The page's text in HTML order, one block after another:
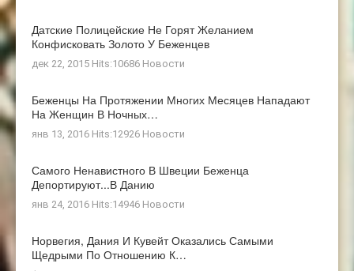
Датские Полицейские Не Горят Желанием
Конфисковать Золото У Беженцев
дек 22, 2015 Hits:10686 Новости
Беженцы На Протяжении Многих Месяцев Нападают
На Женщин В Ночных…
янв 13, 2016 Hits:12926 Новости
Самого Ненавистного В Швеции Беженца
Депортируют...в Данию
янв 24, 2016 Hits:14946 Новости
Норвегия, Дания И Кувейт Оказались Самыми
Щедрыми По Отношению К…